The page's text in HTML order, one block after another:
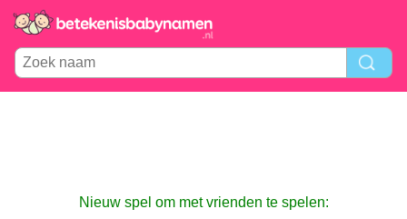
Nieuw spel om met vrienden te spelen: